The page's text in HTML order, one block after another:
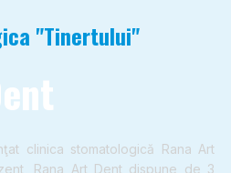
"tinertului"
clinica stomatologică Rana Art
Rana Art Dent dispune de 3